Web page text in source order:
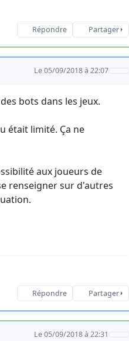
Répondre Partager
Le 05/09/2018 à 22:07
bots dans les jeux.
était limité. Ça ne
aux joueurs de
renseigner sur d'autres
Répondre Partager
Le 05/09/2018 à 22:31